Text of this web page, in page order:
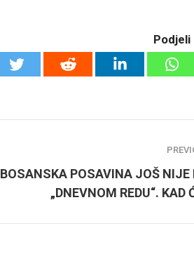
Podjeli
BOSANSKA POSAVINA JOŠ NIJE
„DNEVNOM REDU“. KAD